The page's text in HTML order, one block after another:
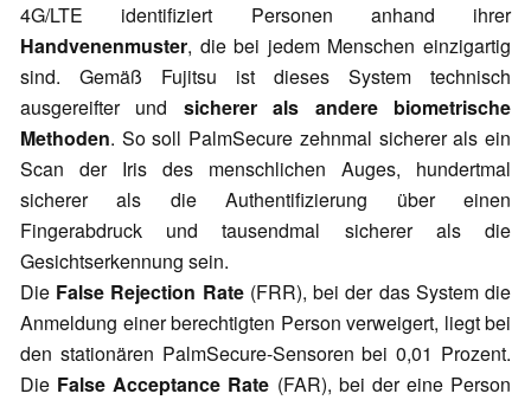
4G/LTE identifiziert Personen anhand ihrer
Handvenenmuster, die bei jedem Menschen einzigartig
sind. Gemäß Fujitsu ist dieses System technisch
ausgereifter und sicherer als andere biometrische
Methoden. So soll PalmSecure zehnmal sicherer als ein
Scan der Iris des menschlichen Auges, hundertmal
sicherer als die Authentifizierung über einen
Fingerabdruck und tausendmal sicherer als die
Gesichtserkennung sein.
Die False Rejection Rate(FRR), bei der das System die
Anmeldung einer berechtigten Person verweigert, liegt bei
den stationären PalmSecure-Sensoren bei 0,01 Prozent.
Die False Acceptance Rate (FAR), bei der eine Person